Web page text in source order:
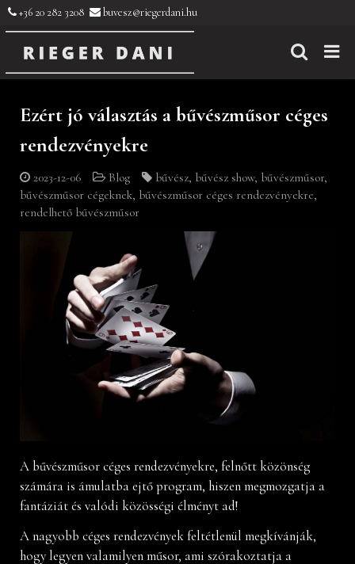
+36 20 282 3208 buvesz@riegerdani.hu
Ezért jó választás a bűvészműsor céges
rendezvényekre
2023-12-06 Blog bűvész, bűvész show, bűvészműsor,
bűvészműsor cégeknek, bűvészműsor céges rendezvényekre,
rendelhető bűvészműsor
A bűvészműsor céges rendezvényekre, felnőtt közönség
számára is ámulatba ejtő program, hiszen megmozgatja a
fantáziát és valódi közösségi élményt ad!
A nagyobb céges rendezvények feltétlenül megkívánják,
hogy legyen valamilyen műsor, ami szórakoztatja a